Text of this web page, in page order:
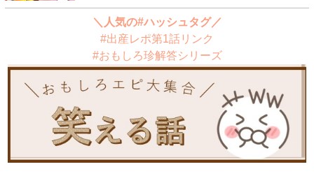
＼人気の#ハッシュタグ／
#出産レポ第1話リンク
#おもしろ珍解答シリーズ